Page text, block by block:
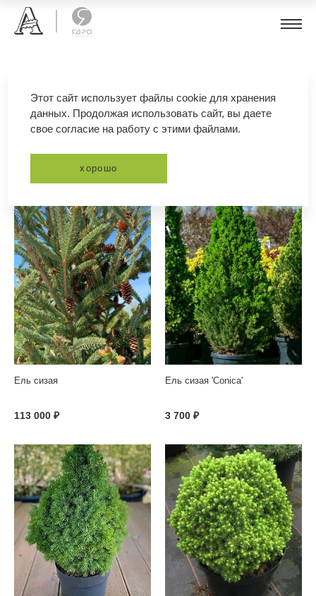
ель сизая
Ель сизая
113 000 ₽
Ель сизая 'Conica'
3 700 ₽
Этот сайт использует файлы cookie для хранения
данных. Продолжая использовать сайт, вы даете
свое согласие на работу с этими файлами.
хорошо